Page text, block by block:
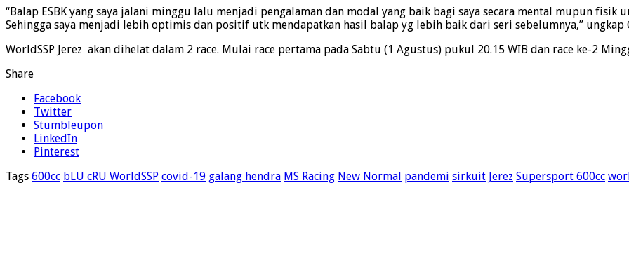
“Balap ESBK yang saya jalani minggu lalu menjadi pengalaman dan modal yang baik bagi saya secara mental mupun fisik
Sehingga saya menjadi lebih optimis dan positif utk mendapatkan hasil balap yg lebih baik dari seri sebelumnya,” ungkap
WorldSSP Jerez akan dihelat dalam 2 race. Mulai race pertama pada Sabtu (1 Agustus) pukul 20.15 WIB dan race ke-2
Share
Facebook
Twitter
Stumbleupon
LinkedIn
Pinterest
Tags 600cc bLU cRU WorldSSP covid-19 galang hendra MS Racing New Normal pandemi sirkuit Jerez Supersport 600cc